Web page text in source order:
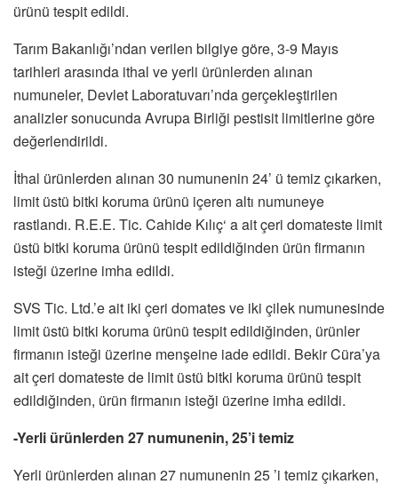
ürünü tespit edildi.
Tarım Bakanlığı’ndan verilen bilgiye göre, 3-9 Mayıs
tarihleri arasında ithal ve yerli ürünlerden alınan
numuneler, Devlet Laboratuvarı’nda gerçekleştirilen
analizler sonucunda Avrupa Birliği pestisit limitlerine göre
değerlendirildi.
İthal ürünlerden alınan 30 numunenin 24’ ü temiz çıkarken,
limit üstü bitki koruma ürünü içeren altı numuneye
rastlandı. R.E.E. Tic. Cahide Kılıç‘ a ait çeri domateste limit
üstü bitki koruma ürünü tespit edildiğinden ürün firmanın
isteği üzerine imha edildi.
SVS Tic. Ltd.’e ait iki çeri domates ve iki çilek numunesinde
limit üstü bitki koruma ürünü tespit edildiğinden, ürünler
firmanın isteği üzerine menşeine iade edildi. Bekir Cüra’ya
ait çeri domateste de limit üstü bitki koruma ürünü tespit
edildiğinden, ürün firmanın isteği üzerine imha edildi.
-Yerli ürünlerden 27 numunenin, 25’i temiz
Yerli ürünlerden alınan 27 numunenin 25 ’i temiz çıkarken,